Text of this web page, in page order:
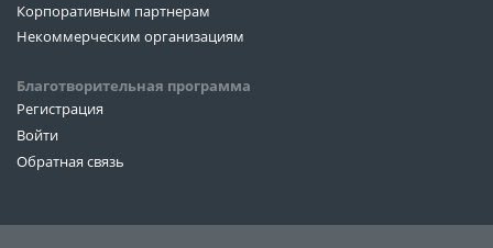
Корпоративным партнерам
Некоммерческим организациям
Благотворительная программа
Регистрация
Войти
Обратная связь